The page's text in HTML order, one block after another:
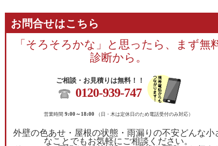
お問合せはこちら
「そろそろかな」と思ったら、まず無
診断から。
ご相談・お見積りは無料！！
0120-939-747
営業時間 9:00～18:00 （日・木は定休日のため電話受付のみ対応）
外壁の色あせ・屋根の状態・雨漏りの不安どんな小
なことでもお気軽にご相談ください。